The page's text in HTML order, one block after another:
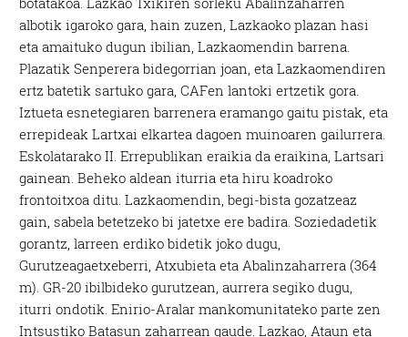
albotik igaroko gara, hain zuzen, Lazkaoko plazan hasi
eta amaituko dugun ibilian, Lazkaomendin barrena.
Plazatik Senperera bidegorrian joan, eta Lazkaomendiren
ertz batetik sartuko gara, CAF­en lantoki ertzetik gora.
Iztueta esnetegiaren barrenera eramango gaitu pistak, eta
errepideak Lartxai elkartea dagoen muinoaren gailurrera.
Eskolatarako II. Errepublikan eraikia da eraikina, Lartsari
gainean. Beheko aldean iturria eta hiru koadroko
frontoitxoa ditu. Lazkaomendin, begi-bista gozatzeaz
gain, sabela betetzeko bi jatetxe ere badira. Soziedadetik
gorantz, larreen erdiko bidetik joko dugu,
Gurutzeagaetxeberri, Atxubieta eta Abalinzaharrera (364
m). GR-20 ibilbideko gurutzean, aurrera segiko dugu,
iturri ondotik. Enirio-Aralar mankomunitateko parte zen
Intsustiko Batasun zaharrean gaude. Lazkao, Ataun eta